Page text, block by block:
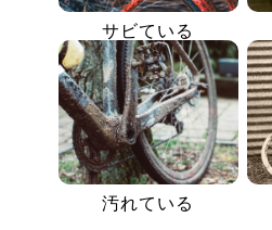
サビている
汚れている